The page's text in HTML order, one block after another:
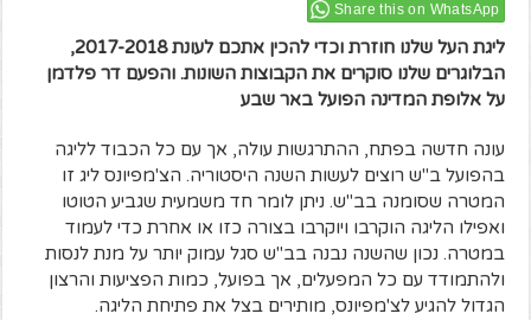
Share this on WhatsApp
ליגת העל שלנו חוזרת וכדי להכין אתכם לעונת 2017-2018,
הבלוגרים שלנו סוקרים את הקבוצות השונות. והפעם דר פלדמן
על אלופת המדינה הפועל באר שבע
עונה חדשה בפתח, ההתרגשות עולה, אך עם כל הכבוד לליגה
בהפועל ב"ש רוצים לעשות השנה היסטוריה. הצ'מפיונס ליג זו
המטרה שסומנה בב"ש. ניתן לומר חד משמעית שגביע הטוטו
ואפילו הליגה הוקרבו ויוקרבו בצורה כזו או אחרת כדי לעמוד
במטרה. נכון שהשנה נבנה בב"ש סגל עמוק יותר על מנת לנסות
ולהתמודד עם כל המפעלים, אך בפועל, כמות הפציעות והרצון
הגדול להגיע לצ'מפיונס, מותירים בצל את פתיחת הליגה.